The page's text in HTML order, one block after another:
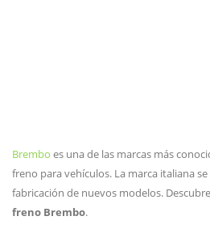
Brembo es una de las marcas más
freno para vehículos. La marca italiana
fabricación de nuevos modelos.
freno Brembo.